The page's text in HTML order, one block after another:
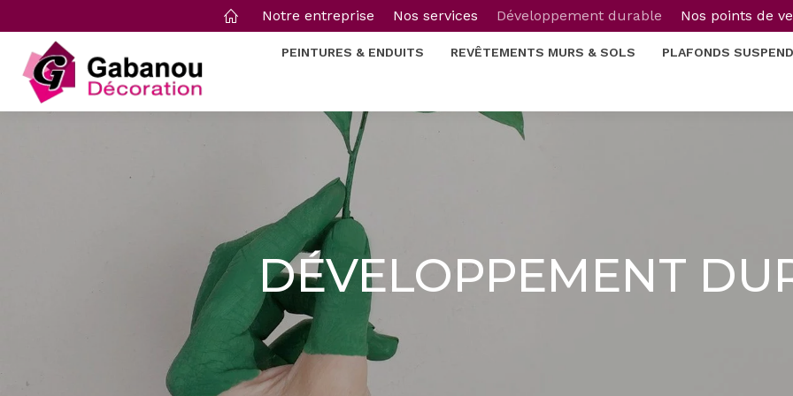
Notre entreprise Nos services Développement durable Nos points de
PEINTURES & ENDUITS REVÊTEMENTS MURS & SOLS PLAFONDS
DÉVELOPPEMENT